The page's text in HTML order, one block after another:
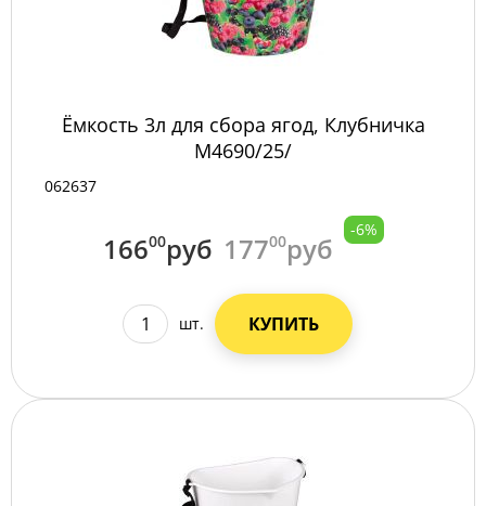
Ёмкость 3л для сбора ягод, Клубничка
М4690/25/
062637
16600руб 17700руб
-6%
шт. КУПИТЬ